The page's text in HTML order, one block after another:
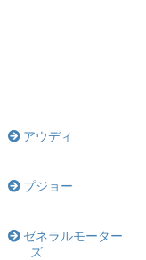
アウディ
プジョー
ゼネラルモーター
ズ